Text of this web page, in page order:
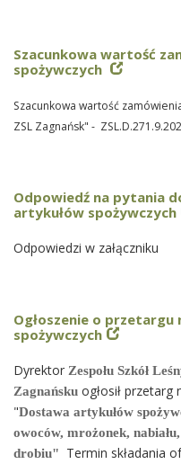
Szacunkowa wartość
spożywczych
Szacunkowa wartość
ZSL Zagnańsk" -
Odpowiedź na pytania
artykułów spożywczych
Odpowiedzi w załączniku
Ogłoszenie o
spożywczych
Dyrektor Zespołu Szkół
Zagnańsku ogłosił przetarg
"Dostawa artykułów
owoców, mrożonek,
drobiu"
Termin składania